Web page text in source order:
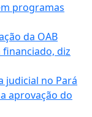
programas
da OAB
financiado, diz
judicial no Pará
aprovação do